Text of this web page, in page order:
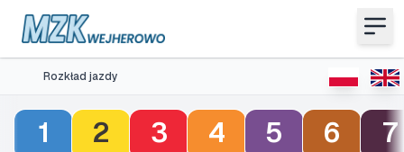
Rozkład jazdy
1 2 3 4 5 6 7